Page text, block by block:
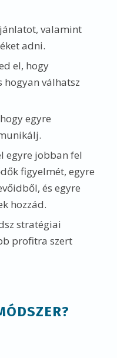
valamint
adni.
el, hogy
hogyan válhatsz
egyre
egyre jobban fel
figyelmét, egyre
és egyre
hozzád.
stratégiai
profitra szert